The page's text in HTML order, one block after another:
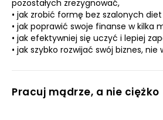
pozostałych zrezygnować,
• jak zrobić formę bez szalonych
• jak poprawić swoje finanse w kilka
• jak efektywniej się uczyć i lepiej
• jak szybko rozwijać swój biznes, nie
Pracuj mądrze, a nie ciężko